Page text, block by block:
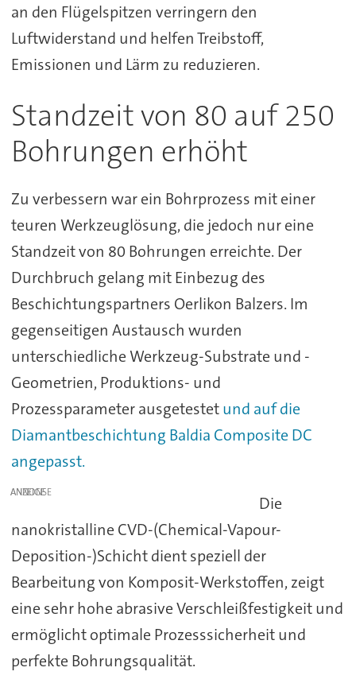
an den Flügelspitzen verringern den
Luftwiderstand und helfen Treibstoff,
Emissionen und Lärm zu reduzieren.
Standzeit von 80 auf 250
Bohrungen erhöht
Zu verbessern war ein Bohrprozess mit einer
teuren Werkzeuglösung, die jedoch nur eine
Standzeit von 80 Bohrungen erreichte. Der
Durchbruch gelang mit Einbezug des
Beschichtungspartners Oerlikon Balzers. Im
gegenseitigen Austausch wurden
unterschiedliche Werkzeug-Substrate und -
Geometrien, Produktions- und
Prozessparameter ausgetestetund auf die
Diamantbeschichtung Baldia Composite DC
angepasst.
ANZEIGE
Die
nanokristalline CVD-(Chemical-Vapour-
Deposition-)Schicht dient speziell der
Bearbeitung von Komposit-Werkstoffen, zeigt
eine sehr hohe abrasive Verschleißfestigkeit und
ermöglicht optimale Prozesssicherheit und
perfekte Bohrungsqualität.